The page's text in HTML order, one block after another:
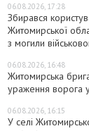
06.08.2026, 17:28
Збирався
Житомирської
з могили
06.08.2026, 16:48
Житомирська
ураження ворога
06.08.2026, 16:15
У селі